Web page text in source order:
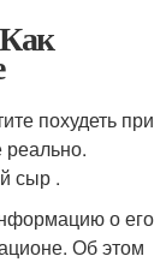
похудеть при
сыр .
о его
Об этом